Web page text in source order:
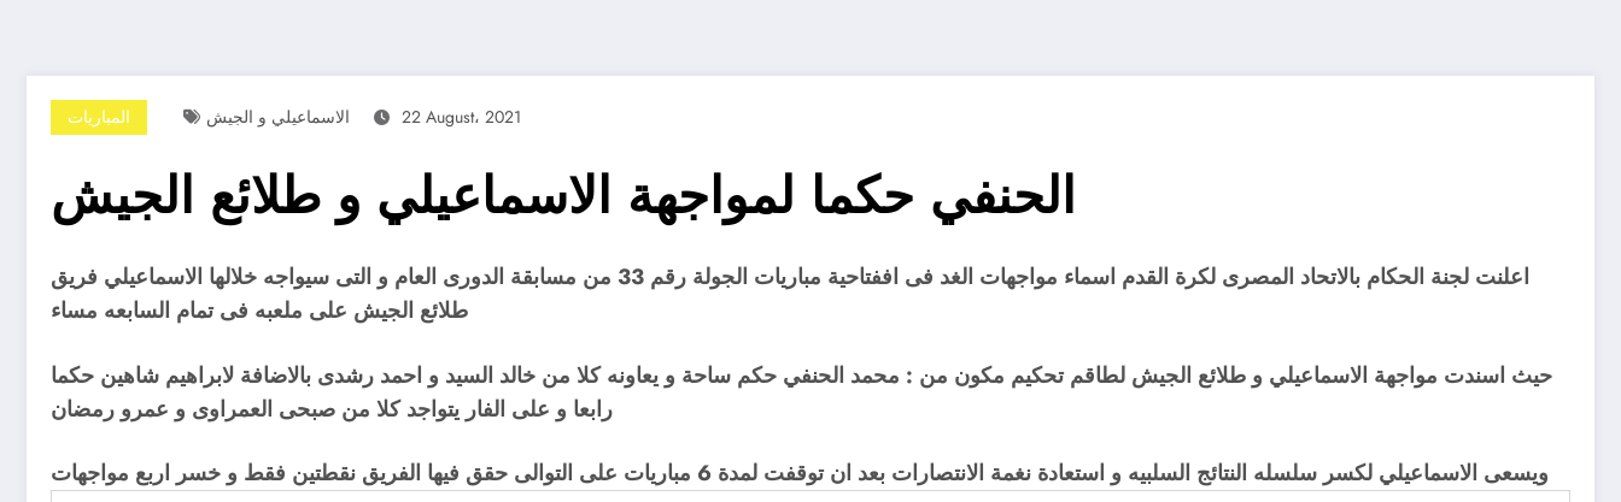
المباريات الاسماعيلي و الجيش 22 August، 2021
الحنفي حكما لمواجهة الاسماعيلي و طلائع الجيش
اعلنت لجنة الحكام بالاتحاد المصرى لكرة القدم اسماء مواجهات الغد فى اففتاحية مباريات الجولة رقم 33 من مسابقة الدورى العام و التى سيواجه خلالها الاسماعيلي فريق
طلائع الجيش على ملعبه فى تمام السابعه مساء
حيث اسندت مواجهة الاسماعيلي و طلائع الجيش لطاقم تحكيم مكون من : محمد الحنفي حكم ساحة و يعاونه كلا من خالد السيد و احمد رشدى بالاضافة لابراهيم شاهين حكما
رابعا و على الفار يتواجد كلا من صبحى العمراوى و عمرو رمضان
ويسعى الاسماعيلي لكسر سلسله النتائج السلبيه و استعادة نغمة الانتصارات بعد ان توقفت لمدة 6 مباريات على التوالى حقق فيها الفريق نقطتين فقط و خسر اربع مواجهات